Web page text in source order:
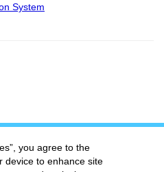
System
you agree to the
device to enhance site